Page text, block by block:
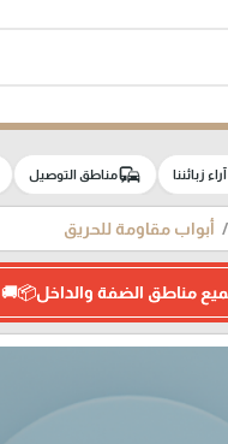
آراء زبائننا commuteمناطق التوصيل
أبواب مقاومة للحريق
مناطق الضفة والداخل📦🚚